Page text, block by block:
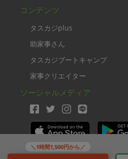
＼1時間1,500円から／
コンテンツ
タスカジplus
助家事さん
タスカジブートキャンプ
家事クリエイター
ソーシャルメディア